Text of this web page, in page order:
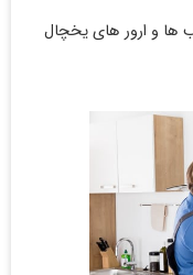
ها و ارور های یخچال